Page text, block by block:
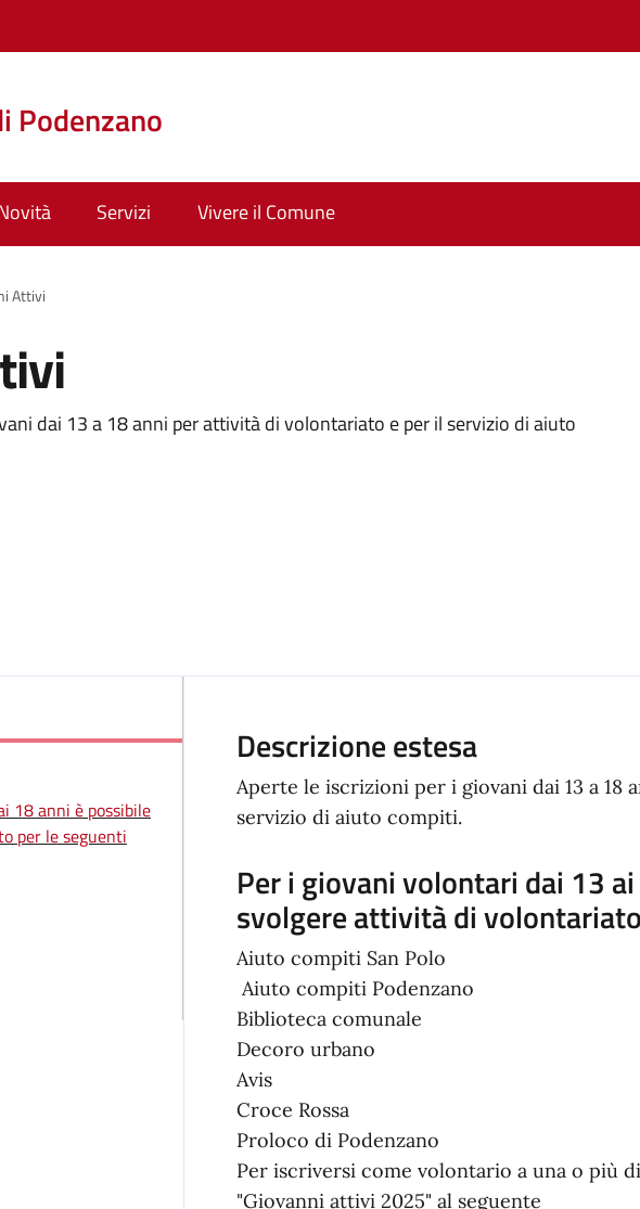
Podenzano
Servizi Vivere il Comune
Attivi
dai 13 a 18 anni per attività di volontariato e per il servizio di aiuto
18 anni è possibile
per le seguenti
Descrizione estesa
Aperte le iscrizioni per i giovani dai 13 a
servizio di aiuto compiti.
Per i giovani volontari dai 13
svolgere attività di
Aiuto compiti San Polo
Aiuto compiti Podenzano
Biblioteca comunale
Decoro urbano
Avis
Croce Rossa
Proloco di Podenzano
Per iscriversi come volontario a una o più
"Giovanni attivi 2025" al seguente